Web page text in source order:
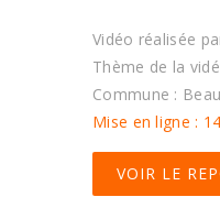
Vidéo réalisée
Thème de la
Commune :
Mise en ligne :
VOIR LE